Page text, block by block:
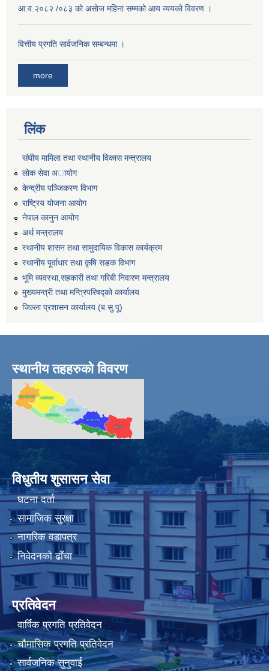
आ.व.२०८२ /०८३ को असाेज महिना सम्मको आय व्ययको विवरण ।
वित्तीय प्रगति सार्वजनिक सम्बन्धमा ।
more
लिंक
संघीय मामिला तथा स्थानीय विकास मन्त्रालय
लोक सेवा अायाेग
केन्द्रीय पञ्जिकरण विभाग
राष्ट्रिय योजना आयोग
नेपाल कानुन आयोग
अर्थ मन्त्रालय
स्थानीय शासन तथा सामुदायिक विकास कार्यक्रम
स्थानीय पूर्वाधार तथा कृषि सडक विभाग
भूमि व्यवस्था,सहकारी तथा गरिबी निवारण मन्त्रालय
मुख्यमन्त्री तथा मन्त्रिपरिषद्को कार्यालय
जिल्ला प्रशासन कार्यालय (ब.सु.पू)
स्थानीय तहहरुको विवरण
विधुतीय शुसासन सेवा
घटना दर्ता
सामाजिक सुरक्षा
नागरिक वडापत्र
निवेदनको ढाँचा
प्रतिवेदन
वार्षिक प्रगति प्रतिवेदन
चौमासिक प्रगति प्रतिवेदन
सार्वजनिक सुनुवाई